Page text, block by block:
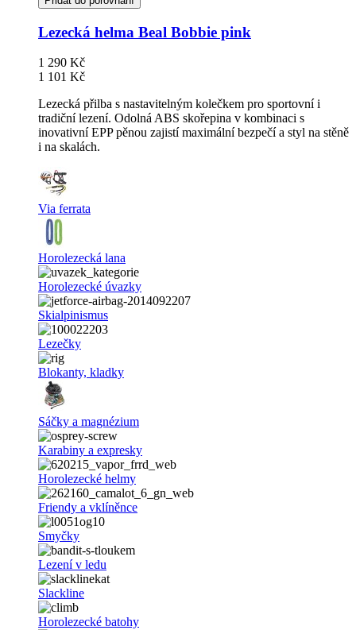
Lezecká helma Beal Bobbie pink
1 290 Kč
1 101 Kč
Lezecká přilba s nastavitelným kolečkem pro sportovní i
tradiční lezení. Odolná ABS skořepina v kombinaci s
inovativní EPP pěnou zajistí maximální bezpečí a styl na stěně
i na skalách.
Via ferrata
Horolezecká lana
Horolezecké úvazky
Skialpinismus
Lezečky
Blokanty, kladky
Sáčky a magnézium
Karabiny a expresky
Horolezecké helmy
Friendy a vklíněnce
Smyčky
Lezení v ledu
Slackline
Horolezecké batohy